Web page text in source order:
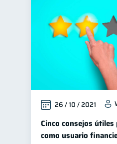
26 / 10 / 2021
Cinco consejos
como usuario